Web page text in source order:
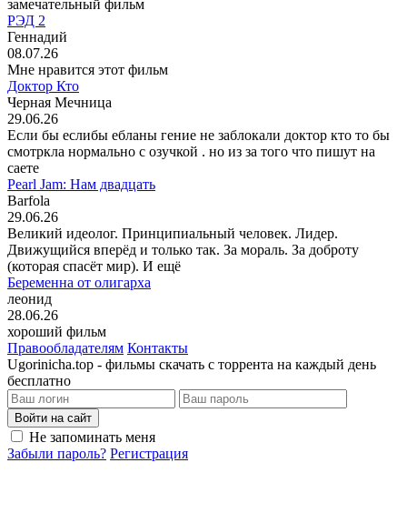
замечательный фильм
РЭД 2
Геннадий
08.07.26
Мне нравится этот фильм
Доктор Кто
Черная Мечница
29.06.26
Если бы еслибы ебланы гение не заблокали доктор кто то бы
смотркла нормально с озучкой . но из за того что пишут на
саете
Pearl Jam: Нам двадцать
Barfola
29.06.26
Великий идеолог. Принципиальный человек. Лидер.
Движущийся вперёд и только так. За мораль. За доброту
(которая спасёт мир). И ещё
Беременна от олигарха
леонид
28.06.26
хороший фильм
Правообладателям Контакты
Ugorinicha.top - фильмы скачать с торрента на каждый день
бесплатно
Войти на сайт
Не запоминать меня
Забыли пароль? Регистрация